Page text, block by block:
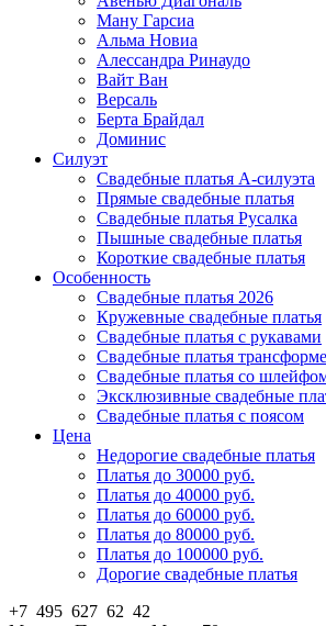
Ману Гарсиа
Альма Новиа
Алессандра Ринаудо
Вайт Ван
Версаль
Берта Брайдал
Доминис
Силуэт
Свадебные платья А-силуэта
Прямые свадебные платья
Свадебные платья Русалка
Пышные свадебные платья
Короткие свадебные платья
Особенность
Свадебные платья 2026
Кружевные свадебные платья
Свадебные платья с рукавами
Свадебные платья
Свадебные платья со
Эксклюзивные свадебные
Свадебные платья с поясом
Цена
Недорогие свадебные платья
Платья до 30000 руб.
Платья до 40000 руб.
Платья до 60000 руб.
Платья до 80000 руб.
Платья до 100000 руб.
Дорогие свадебные платья
+7 495 627 62 42